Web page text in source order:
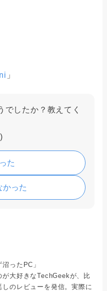
」
でしたか？教えてく
た
かった
沼ったPC」
が大好きなTechGeekが、比
しのレビューを発信。実際に